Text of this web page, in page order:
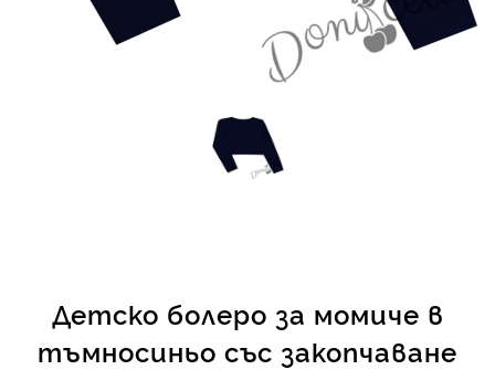
Детско болеро за момиче в
тъмносиньо със закопчаване